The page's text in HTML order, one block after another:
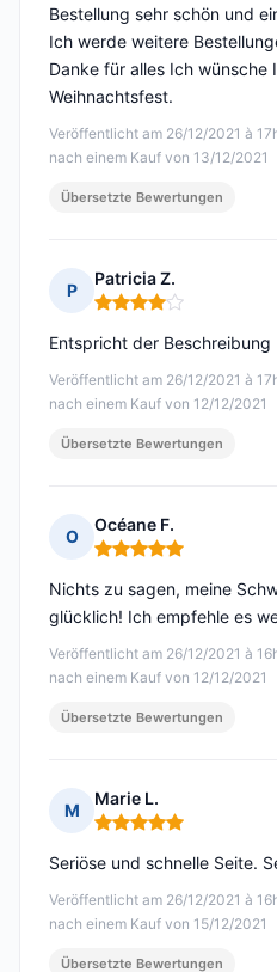
Veröffentlicht am 26/12/2021 à
nach einem Kauf von 13/12/2021
Bestellung sehr schön und
Ich werde weitere
Danke für alles Ich wünsche
Weihnachtsfest.
Übersetzte Bewertungen
P
Patricia Z.
Hinweis: 4 von 5
Veröffentlicht am 26/12/2021 à
nach einem Kauf von 12/12/2021
Entspricht der Beschreibung
Übersetzte Bewertungen
O
Océane F.
Hinweis: 5 von 5
Veröffentlicht am 26/12/2021 à
nach einem Kauf von 12/12/2021
Nichts zu sagen, meine
glücklich! Ich empfehle es
Übersetzte Bewertungen
M
Marie L.
Hinweis: 5 von 5
Veröffentlicht am 26/12/2021 à
nach einem Kauf von 15/12/2021
Seriöse und schnelle Seite.
Übersetzte Bewertungen